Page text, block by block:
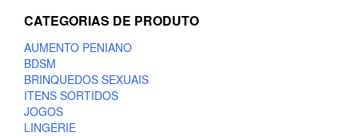
options
be
on
the
CATEGORIAS DE PRODUTO
AUMENTO PENIANO
BDSM
BRINQUEDOS SEXUAIS
ITENS SORTIDOS
JOGOS
LINGERIE